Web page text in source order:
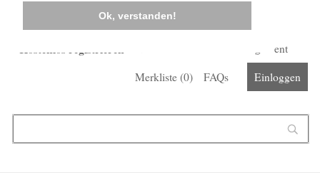
Ok, verstanden!
Kostenlos registrieren
Corona-Management
Merkliste (0) FAQs Einloggen